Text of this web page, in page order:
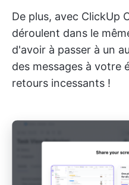
De plus, avec ClickUp
déroulent dans le
d'avoir à passer à un
des messages à votre
retours incessants !